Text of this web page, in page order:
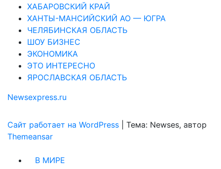
ХАБАРОВСКИЙ КРАЙ
ХАНТЫ-МАНСИЙСКИЙ АО — ЮГРА
ЧЕЛЯБИНСКАЯ ОБЛАСТЬ
ШОУ БИЗНЕС
ЭКОНОМИКА
ЭТО ИНТЕРЕСНО
ЯРОСЛАВСКАЯ ОБЛАСТЬ
Newsexpress.ru
Сайт работает на WordPress
Тема: Newses, автор
Themeansar
В МИРЕ